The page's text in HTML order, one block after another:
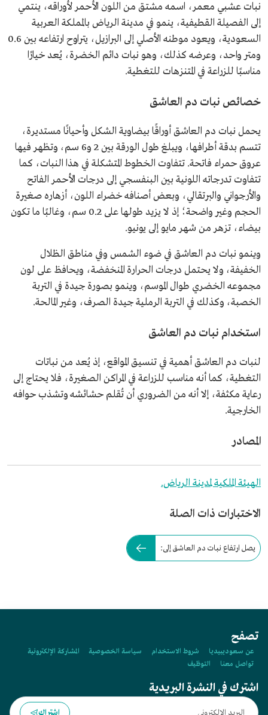
نبات عشبي معمر، اسمه مشتق من اللون الأحمر لأوراقه، ينتمي
إلى الفصيلة القطيفية، ينمو في مدينة الرياض بالمملكة العربية
السعودية، ويعود موطنه الأصلي إلى البرازيل، يتراوح ارتفاعه بين 0.6
ومتر واحد، وعرضه كذلك، وهو نبات دائم الخضرة، يُعد خيارًا
مناسبًا للزراعة في المتنزهات للتغطية.
خصائص نبات دم العاشق
يحمل نبات دم العاشق أوراقًا بيضاوية الشكل وأحيانًا مستديرة،
تتسم بدقة أطرافها، ويبلغ طول الورقة بين 2 و6 سم، وتظهر فيها
عروق حمراء فاتحة. تتفاوت الخطوط المتشكلة في هذا النبات، كما
تتفاوت تدرجاته اللونية بين البنفسجي إلى درجات الأحمر الفاتح
والأرجواني والبرتقالي، وبعض أصنافه خضراء اللون، أزهاره صغيرة
الحجم وغير واضحة؛ إذ لا يزيد طولها على 0.2 سم، وغالبًا ما تكون
بيضاء، تزهر من شهر مايو إلى يونيو.
وينمو نبات دم العاشق في ضوء الشمس وفي مناطق الظلال
الخفيفة، ولا يحتمل درجات الحرارة المنخفضة، ويحافظ على لون
مجموعه الخضري طوال الموسم، وينمو بصورة جيدة في التربة
الخصبة، وكذلك في التربة الرملية جيدة الصرف، وغير المالحة.
استخدام نبات دم العاشق
لنبات دم العاشق أهمية في تنسيق المواقع، إذ يُعد من نباتات
التغطية، كما أنه مناسب للزراعة في المراكن الصغيرة، فلا يحتاج إلى
رعاية مكثفة، إلا أنه من الضروري أن تُقلم حشائشه وتشذب حوافه
الخارجية.
المصادر
الهيئة الملكية لمدينة الرياض.
الاختبارات ذات الصلة
يصل ارتفاع نبات دم العاشق إلى:
تصفح
عن سعوديبيديا شروط الاستخدام سياسة الخصوصية
المشاركة الإلكترونية
تواصل معنا
التوظيف
اشترك في النشرة البريدية
اشتراك